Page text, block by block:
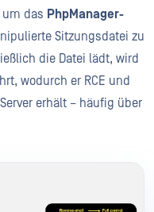
das PhpManager-
Sitzungsdatei zu
die Datei lädt, wird
wodurch er RCE und
erhält – häufig über